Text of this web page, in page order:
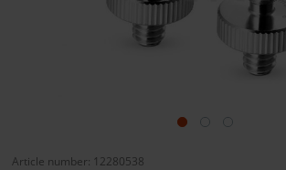
Article number: 12280538